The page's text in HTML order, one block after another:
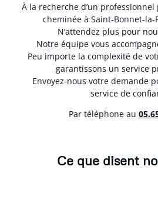
À la recherche d’un
cheminée à Saint-Bonnet-la-
N’attendez plus pour
Notre équipe vous
Peu importe la complexité de
garantissons un service
Envoyez-nous votre demande
service de
Par téléphone au
Ce que disent